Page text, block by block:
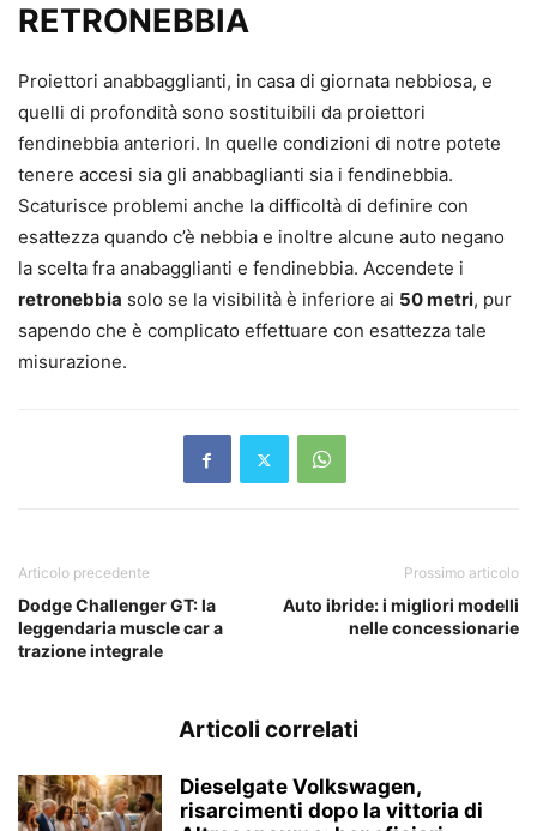
RETRONEBBIA
Proiettori anabbagglianti, in casa di giornata nebbiosa, e
quelli di profondità sono sostituibili da proiettori
fendinebbia anteriori. In quelle condizioni di notre potete
tenere accesi sia gli anabbaglianti sia i fendinebbia.
Scaturisce problemi anche la difficoltà di definire con
esattezza quando c’è nebbia e inoltre alcune auto negano
la scelta fra anabagglianti e fendinebbia. Accendete i
retronebbia solo se la visibilità è inferiore ai 50 metri, pur
sapendo che è complicato effettuare con esattezza tale
misurazione.
Articolo precedente
Dodge Challenger GT: la
leggendaria muscle car a
trazione integrale
Prossimo articolo
Auto ibride: i migliori modelli
nelle concessionarie
Articoli correlati
Dieselgate Volkswagen,
risarcimenti dopo la vittoria di